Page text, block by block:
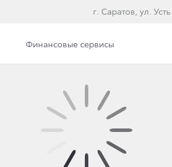
г. Саратов, ул.
Финансовые сервисы
САЙТОМ
сайте (далее «Сайт»),